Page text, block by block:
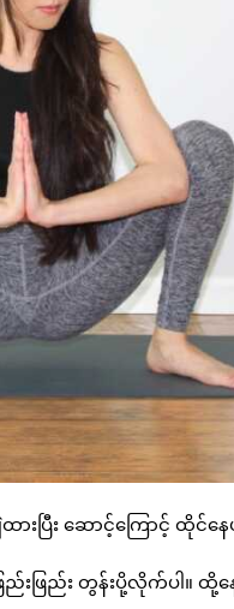
ြီး ဆောင့်ကြောင့် ထိုင်နေပ
ည်းဖြည်း တွန်းပို့လိုက်ပါ